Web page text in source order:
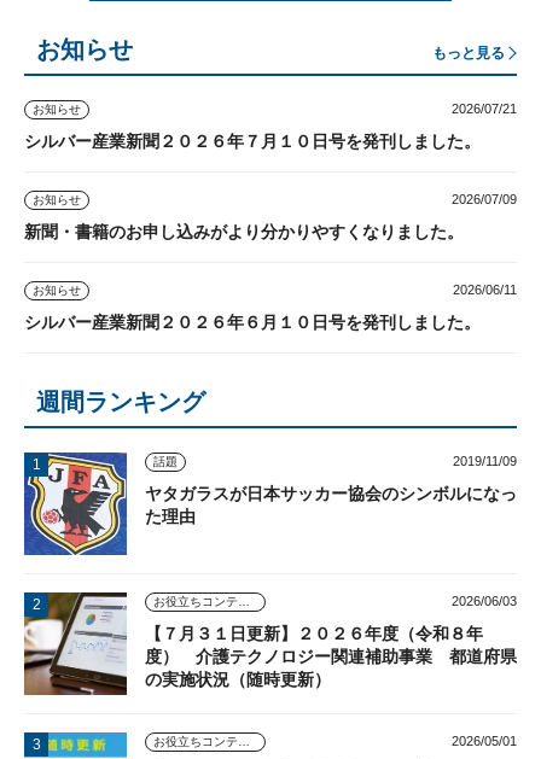
お知らせ もっと見る
お知らせ 2026/07/21
シルバー産業新聞２０２６年７月１０日号を発刊しました。
お知らせ 2026/07/09
新聞・書籍のお申し込みがより分かりやすくなりました。
お知らせ 2026/06/11
シルバー産業新聞２０２６年６月１０日号を発刊しました。
週間ランキング
話題 2019/11/09
ヤタガラスが日本サッカー協会のシンボルになっ
た理由
お役立ちコンテンツ 2026/06/03
【７月３１日更新】２０２６年度（令和８年
度） 介護テクノロジー関連補助事業 都道府県
の実施状況（随時更新）
お役立ちコンテンツ 2026/05/01